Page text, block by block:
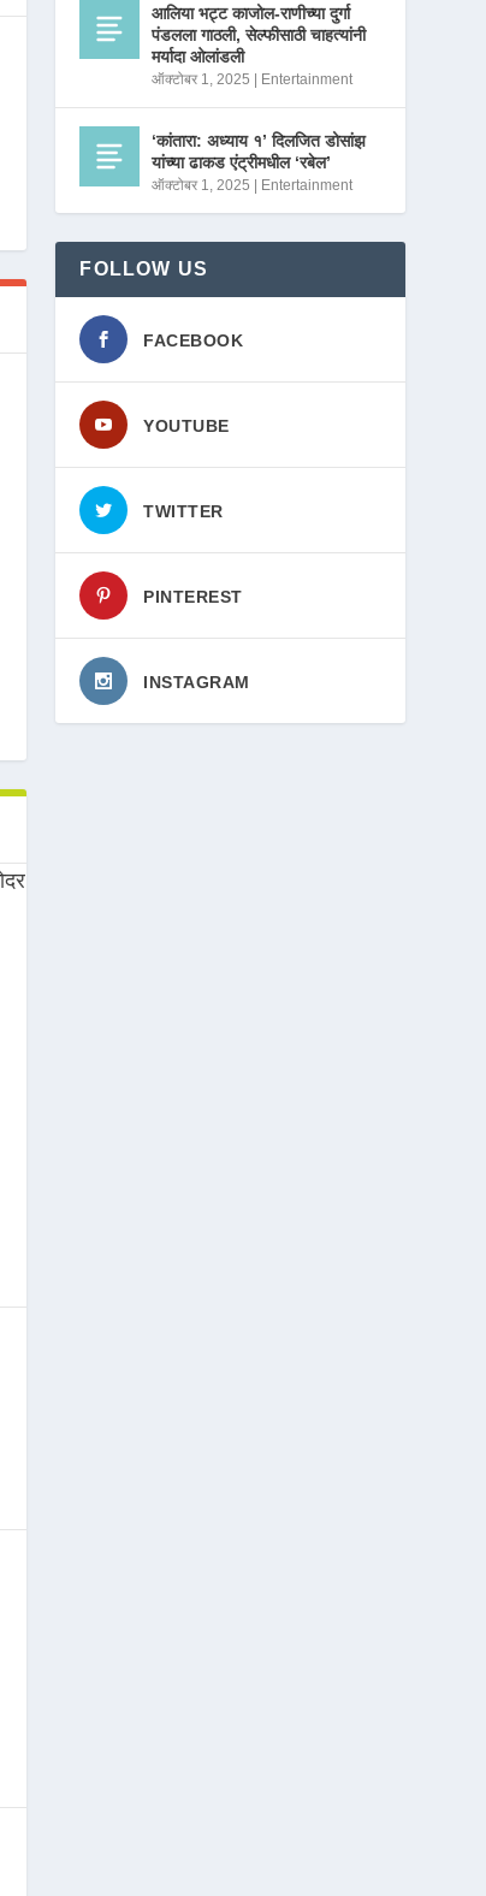
आलिया भट्ट काजोल-राणीच्या दुर्गा
पंडलला गाठली, सेल्फीसाठी चाहत्यांनी
मर्यादा ओलांडली
ऑक्टोबर 1, 2025 Entertainment
‘कांतारा: अध्याय १’ दिलजित डोसांझ
यांच्या ढाकड एंट्रीमधील ‘रबेल’
ऑक्टोबर 1, 2025 Entertainment
FOLLOW US
FACEBOOK
YOUTUBE
TWITTER
PINTEREST
INSTAGRAM